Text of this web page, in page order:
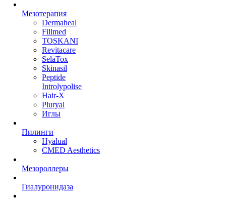
Мезотерапия
Dermaheal
Fillmed
TOSKANI
Revitacare
SelaTox
Skinasil
Peptide
Introlypolise
Hair-X
Pluryal
Иглы
Пилинги
Hyalual
CMED Aesthetics
Мезороллеры
Гиалуронидаза